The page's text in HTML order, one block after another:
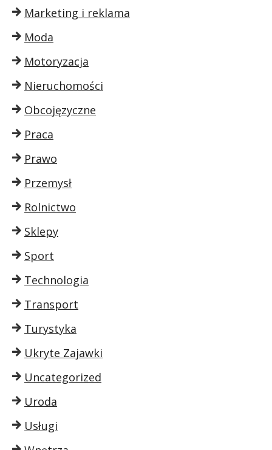
Marketing i reklama
Moda
Motoryzacja
Nieruchomości
Obcojęzyczne
Praca
Prawo
Przemysł
Rolnictwo
Sklepy
Sport
Technologia
Transport
Turystyka
Ukryte Zajawki
Uncategorized
Uroda
Usługi